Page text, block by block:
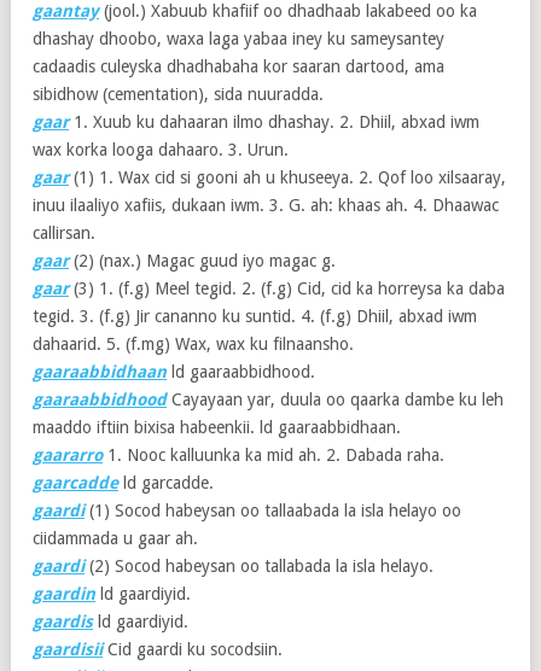
gaantay(jool.) Xabuub khafiif oo dhadhaab lakabeed oo ka
dhashay dhoobo, waxa laga yabaa iney ku sameysantey
cadaadis culeyska dhadhabaha kor saaran dartood, ama
sibidhow (cementation), sida nuuradda.
gaar1. Xuub ku dahaaran ilmo dhashay. 2. Dhiil, abxad iwm
wax korka looga dahaaro. 3. Urun.
gaar(1) 1. Wax cid si gooni ah u khuseeya. 2. Qof loo xilsaaray,
inuu ilaaliyo xafiis, dukaan iwm. 3. G. ah: khaas ah. 4. Dhaawac
callirsan.
gaar(2) (nax.) Magac guud iyo magac g.
gaar(3) 1. (f.g) Meel tegid. 2. (f.g) Cid, cid ka horreysa ka daba
tegid. 3. (f.g) Jir cananno ku suntid. 4. (f.g) Dhiil, abxad iwm
dahaarid. 5. (f.mg) Wax, wax ku filnaansho.
gaaraabbidhaan ld gaaraabbidhood.
gaaraabbidhoodCayayaan yar, duula oo qaarka dambe ku leh
maaddo iftiin bixisa habeenkii. ld gaaraabbidhaan.
gaararro1. Nooc kalluunka ka mid ah. 2. Dabada raha.
gaarcaddeld garcadde.
gaardi(1) Socod habeysan oo tallaabada la isla helayo oo
ciidammada u gaar ah.
gaardi(2) Socod habeysan oo tallabada la isla helayo.
gaardin ld gaardiyid.
gaardisld gaardiyid.
gaardisiiCid gaardi ku socodsiin.